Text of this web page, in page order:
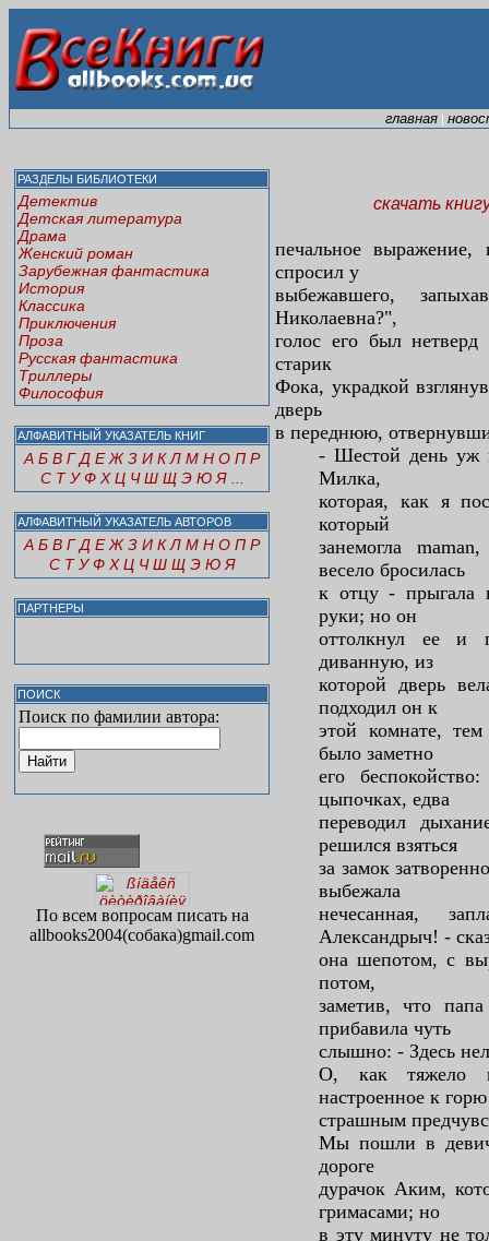
главная |
РАЗДЕЛЫ БИБЛИОТЕКИ
Детектив
Детская литература
Драма
Женский роман
Зарубежная фантастика
История
Классика
Приключения
Проза
Русская фантастика
Триллеры
Философия
АЛФАВИТНЫЙ УКАЗАТЕЛЬ КНИГ
А Б В Г Д Е Ж З И К Л М Н О П Р
С Т У Ф Х Ц Ч Ш Щ Э Ю Я
АЛФАВИТНЫЙ УКАЗАТЕЛЬ АВТОРОВ
А Б В Г Д Е Ж З И К Л М Н О П Р
С Т У Ф Х Ц Ч Ш Щ Э Ю Я
ПАРТНЕРЫ
ПОИСК
Поиск по фамилии автора:
По всем вопросам писать на
allbooks2004(собака)gmail.com
скачать
печальное
спросил у
выбежавшего,
Николаевна?",
голос его был
старик
Фока, украдкой
дверь
в переднюю,
- Шестой день уж
Милка,
которая, как я
который
занемогла
весело бросилась
к отцу - прыгала
руки; но он
оттолкнул ее и
диванную, из
которой дверь
подходил он к
этой комнате,
было заметно
его
цыпочках, едва
переводил
решился взяться
за замок
выбежала
нечесанная,
Александрыч! -
она шепотом, с
потом,
заметив, что
прибавила чуть
слышно: - Здесь
О, как тяжело
настроенное к горю
страшным
Мы пошли в
дороге
дурачок Аким,
гримасами; но
в эту минуту не